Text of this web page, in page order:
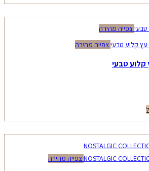
צפייה מהירה
צפייה מהירה
טבעי
צפייה מהירה